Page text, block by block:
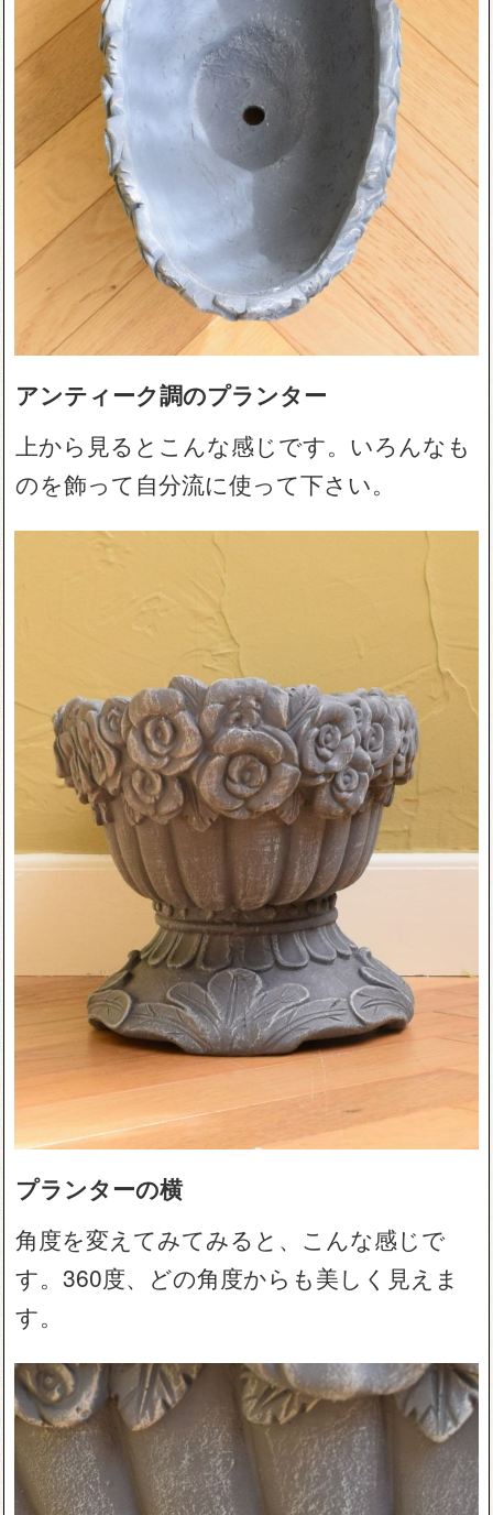
アンティーク調のプランター
上から見るとこんな感じです。いろんなも
のを飾って自分流に使って下さい。
プランターの横
角度を変えてみてみると、こんな感じで
す。360度、どの角度からも美しく見えま
す。